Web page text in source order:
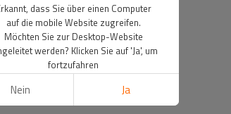
dass Sie über einen Computer
auf die mobile Website zugreifen.
Möchten Sie zur Desktop-Website
werden? Klicken Sie auf 'Ja', um
fortzufahren
Nein Ja